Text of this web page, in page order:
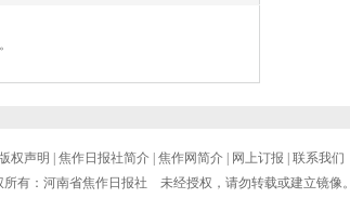
版权声明 焦作日报社简介| 焦作网简介| 网上订报
联系我们
所有：河南省焦作日报社 未经授权，请勿转载或建立镜像